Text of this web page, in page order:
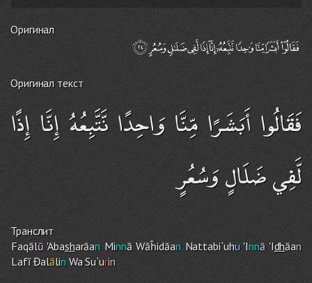
Оригинал
Оригинал текст
فَقَالُوا أَبَشَرًا مِّنَّا وَاحِدًا نَّتَّبِعُهُ إِنَّا إِذًا
لَّفِي ضَلَالٍ وَسُعُرٍ
Транслит
Faqālū'Abasharāan Minnā WāĥidāanNattabi`uhu'Innā'Idhāan
Lafī ĐalālinWa Su`urin